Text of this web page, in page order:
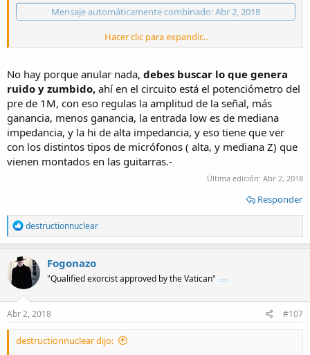
Mensaje automáticamente combinado:Abr 2, 2018
Hacer clic para expandir...
No hay porque anular nada, debes buscar lo que genera
ruido y zumbido, ahí en el circuito está el potenciómetro del
pre de 1M, con eso regulas la amplitud de la señal, más
ganancia, menos ganancia, la entrada low es de mediana
impedancia, y la hi de alta impedancia, y eso tiene que ver
con los distintos tipos de micrófonos ( alta, y mediana Z) que
vienen montados en las guitarras.-
Última edición: Abr 2, 2018
Responder
R
e
a
c
t
o
n
s
destructionnuclear
Fogonazo
"Qualified exorcist approved by the Vatican"
Abr 2, 2018 #107
destructionnuclear dijo: